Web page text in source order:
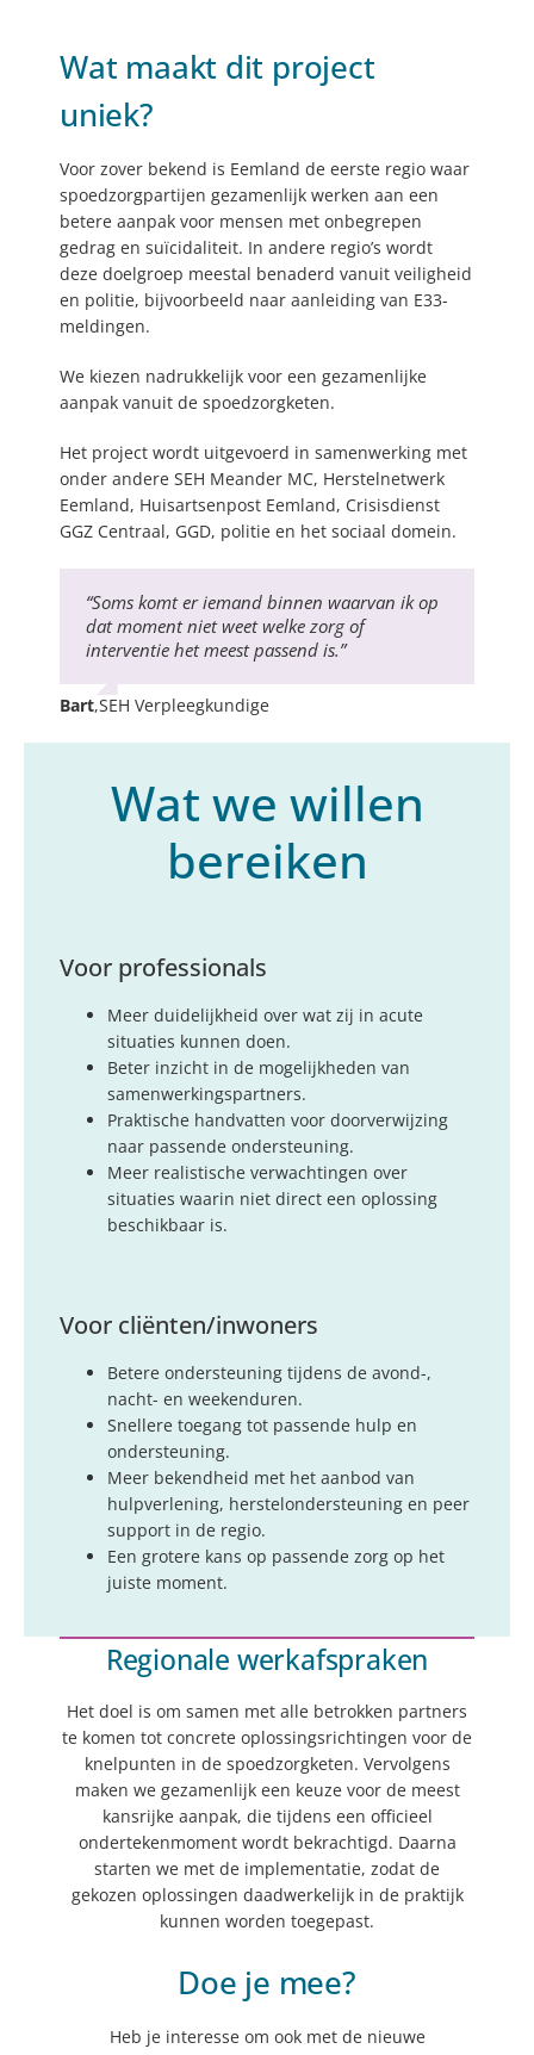
Wat maakt dit project
uniek?
Voor zover bekend is Eemland de eerste regio waar
spoedzorgpartijen gezamenlijk werken aan een
betere aanpak voor mensen met onbegrepen
gedrag en suïcidaliteit. In andere regio’s wordt
deze doelgroep meestal benaderd vanuit veiligheid
en politie, bijvoorbeeld naar aanleiding van E33-
meldingen.
We kiezen nadrukkelijk voor een gezamenlijke
aanpak vanuit de spoedzorgketen.
Het project wordt uitgevoerd in samenwerking met
onder andere SEH Meander MC, Herstelnetwerk
Eemland, Huisartsenpost Eemland, Crisisdienst
GGZ Centraal, GGD, politie en het sociaal domein.
“Soms komt er iemand binnen waarvan ik op
dat moment niet weet welke zorg of
interventie het meest passend is.”
Bart,SEH Verpleegkundige
Wat we willen
bereiken
Voor professionals
Meer duidelijkheid over wat zij in acute
situaties kunnen doen.
Beter inzicht in de mogelijkheden van
samenwerkingspartners.
Praktische handvatten voor doorverwijzing
naar passende ondersteuning.
Meer realistische verwachtingen over
situaties waarin niet direct een oplossing
beschikbaar is.
Voor cliënten/inwoners
Betere ondersteuning tijdens de avond-,
nacht- en weekenduren.
Snellere toegang tot passende hulp en
ondersteuning.
Meer bekendheid met het aanbod van
hulpverlening, herstelondersteuning en peer
support in de regio.
Een grotere kans op passende zorg op het
juiste moment.
Regionale werkafspraken
Het doel is om samen met alle betrokken partners
te komen tot concrete oplossingsrichtingen voor de
knelpunten in de spoedzorgketen. Vervolgens
maken we gezamenlijk een keuze voor de meest
kansrijke aanpak, die tijdens een officieel
ondertekenmoment wordt bekrachtigd. Daarna
starten we met de implementatie, zodat de
gekozen oplossingen daadwerkelijk in de praktijk
kunnen worden toegepast.
Doe je mee?
Heb je interesse om ook met de nieuwe